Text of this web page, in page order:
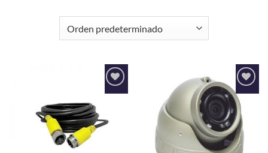
Añadir
deseos
Añadir
a la
lista de
deseos